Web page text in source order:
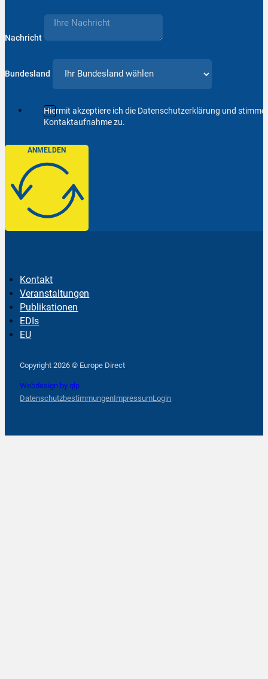
Nachricht
Bundesland
Hiermit akzeptiere ich die Datenschutzerklärung und
Kontaktaufnahme zu.
ANMELDEN
Kontakt
Veranstaltungen
Publikationen
EDIs
EU
Copyright 2026 © Europe Direct
Webdesign by qlp
DatenschutzbestimmungenImpressumLogin